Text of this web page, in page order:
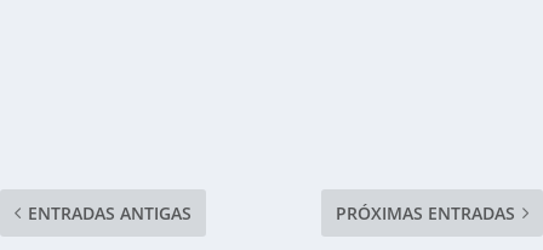
ENTRADAS ANTIGAS PRÓXIMAS ENTRADAS